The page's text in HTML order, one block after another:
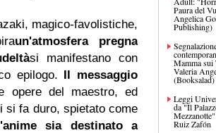
magico-favolistiche,
un'atmosfera pregna
si manifestano con
epilogo. Il messaggio
opere del maestro, ed
si fa duro, spietato come
sia destinato a
Paura del
Angelica
Publishing)
Mamma sui
Valeria
(Booksalad)
Leggi
da "Il
Ruiz Zafón